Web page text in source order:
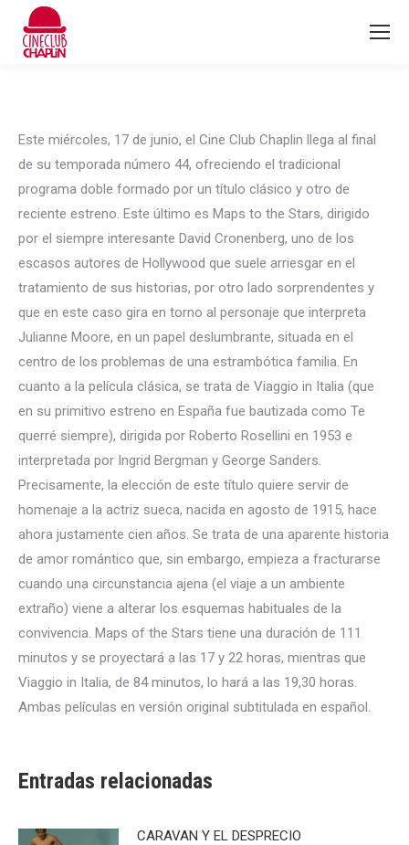
Este miércoles, 17 de junio, el Cine Club Chaplin llega al final
de su temporada número 44, ofreciendo el tradicional
programa doble formado por un título clásico y otro de
reciente estreno. Este último es Maps to the Stars, dirigido
por el siempre interesante David Cronenberg, uno de los
escasos autores de Hollywood que suele arriesgar en el
tratamiento de sus historias, por otro lado sorprendentes y
que en este caso gira en torno al personaje que interpreta
Julianne Moore, en un papel deslumbrante, situada en el
centro de los problemas de una estrambótica familia. En
cuanto a la película clásica, se trata de Viaggio in Italia (que
en su primitivo estreno en España fue bautizada como Te
querré siempre), dirigida por Roberto Rosellini en 1953 e
interpretada por Ingrid Bergman y George Sanders.
Precisamente, la elección de este título quiere servir de
homenaje a la actriz sueca, nacida en agosto de 1915, hace
ahora justamente cien años. Se trata de una aparente historia
de amor romántico que, sin embargo, empieza a fracturarse
cuando una circunstancia ajena (el viaje a un ambiente
extraño) viene a alterar los esquemas habituales de la
convivencia. Maps of the Stars tiene una duración de 111
minutos y se proyectará a las 17 y 22 horas, mientras que
Viaggio in Italia, de 84 minutos, lo hará a las 19,30 horas.
Ambas películas en versión original subtitulada en español.
Entradas relacionadas
CARAVAN Y EL DESPRECIO